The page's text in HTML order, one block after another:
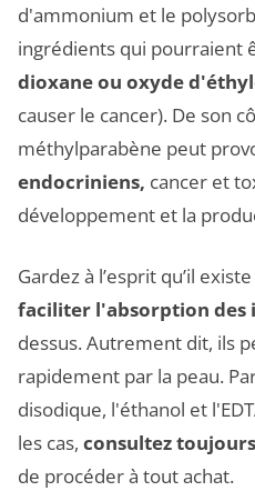
d'ammonium et le
ingrédients qui pourraient
dioxane ou oxyde
causer le cancer). De son
méthylparabène peut
endocriniens, cancer et
développement et la
Gardez à l’esprit qu’il
faciliter l'absorption des
dessus. Autrement dit, ils
rapidement par la peau.
disodique, l'éthanol et
les cas, consultez
de procéder à tout achat.